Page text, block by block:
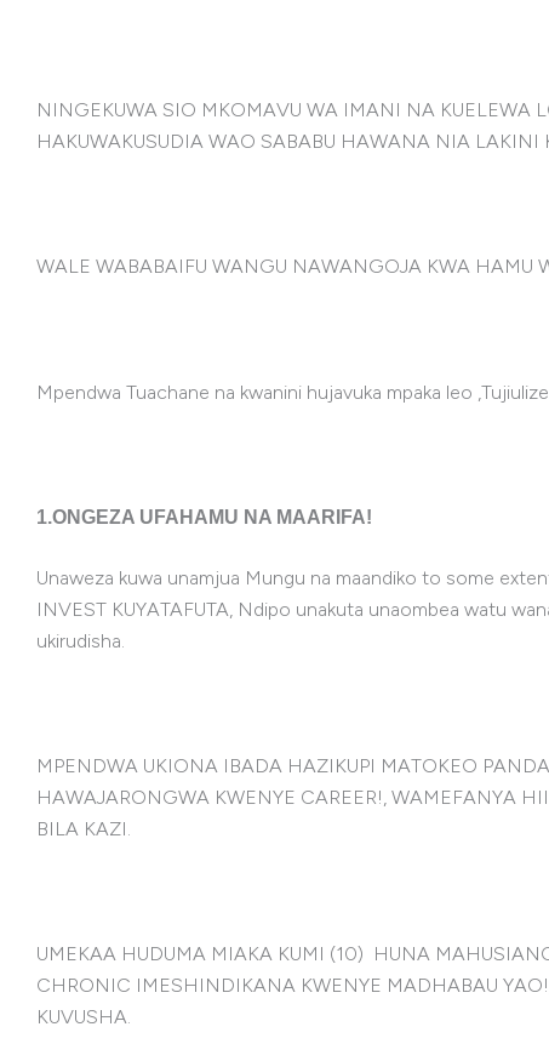
NINGEKUWA SIO MKOMAVU WA IMANI NA KUELEWA
HAKUWAKUSUDIA WAO SABABU HAWANA NIA
WALE WABABAIFU WANGU NAWANGOJA KWA HAMU
Mpendwa Tuachane na kwanini hujavuka mpaka leo
1.ONGEZA UFAHAMU NA MAARIFA!
Unaweza kuwa unamjua Mungu na maandiko to some
INVEST KUYATAFUTA, Ndipo unakuta unaombea watu
ukirudisha.
MPENDWA UKIONA IBADA HAZIKUPI MATOKEO
HAWAJARONGWA KWENYE CAREER!, WAMEFANYA
BILA KAZI.
UMEKAA HUDUMA MIAKA KUMI (10) HUNA
CHRONIC IMESHINDIKANA KWENYE MADHABAU
KUVUSHA.